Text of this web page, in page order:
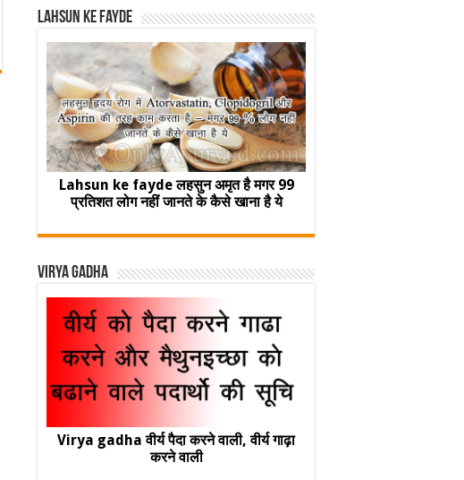
Lahsun ke fayde
Lahsun ke fayde लहसुन अमृत है मगर 99
प्रतिशत लोग नहीं जानते के कैसे खाना है ये
Virya Gadha
Virya gadha वीर्य पैदा करने वाली, वीर्य गाढ़ा
करने वाली